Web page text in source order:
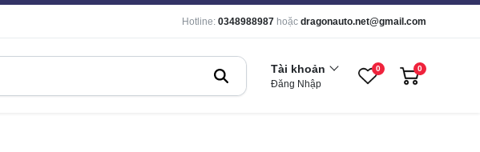
Hotline: 0348988987 hoặc dragonauto.net@gmail.com
Tài khoản
Đăng Nhập
0 0